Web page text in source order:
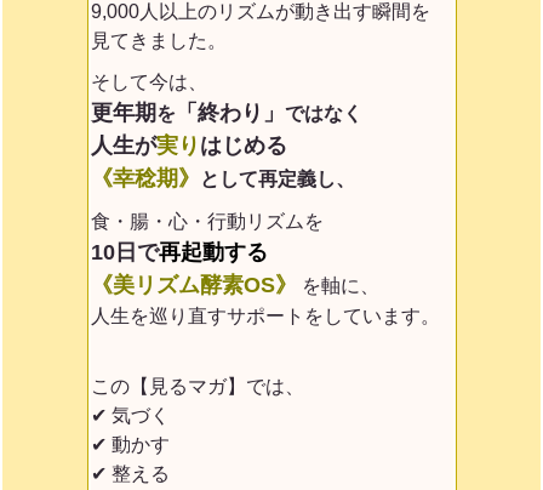
9,000人以上のリズムが動き出す瞬間を
見てきました。
そして今は、
更年期を「終わり」 ではなく
人生が実り はじめる
《幸稔期》
として再定義し、
食・腸・心・行動リズムを
10日で再起動する
《美リズム酵素OS》
を軸に、
人生を巡り直すサポートをしています。
この【見るマガ】では、
✔ 気づく
✔ 動かす
✔ 整える